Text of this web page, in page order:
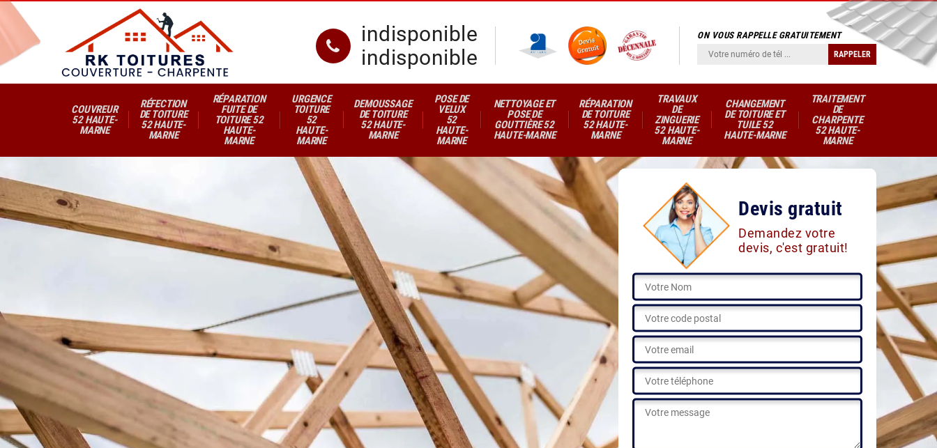
indisponible
indisponible
ON VOUS RAPPELLE GRATUITEMENT
COUVREUR
52 HAUTE-
MARNE
RÉFECTION
DE TOITURE
52 HAUTE-
MARNE
RÉPARATION
FUITE DE
TOITURE 52
HAUTE-
MARNE
URGENCE
TOITURE
52
HAUTE-
MARNE
DEMOUSSAGE
DE TOITURE
52 HAUTE-
MARNE
POSE DE
VELUX
52
HAUTE-
MARNE
NETTOYAGE ET
POSE DE
GOUTTIÈRE 52
HAUTE-MARNE
RÉPARATION
DE TOITURE
52 HAUTE-
MARNE
TRAVAUX
DE
ZINGUERIE
52 HAUTE-
MARNE
CHANGEMENT
DE TOITURE ET
TUILE 52
HAUTE-MARNE
TRAITEMENT
DE
CHARPENTE
52 HAUTE-
MARNE
Devis gratuit
Demandez votre
devis, c'est gratuit!